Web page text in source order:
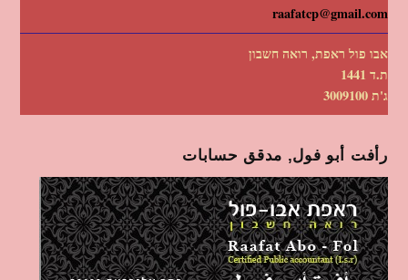
raafatcp@gmail.com
אבו פול ראפת, רואה חשבון
ת.ד 1441
ג'ת 3009100
رأفت أبو فول, مدقق حسابات